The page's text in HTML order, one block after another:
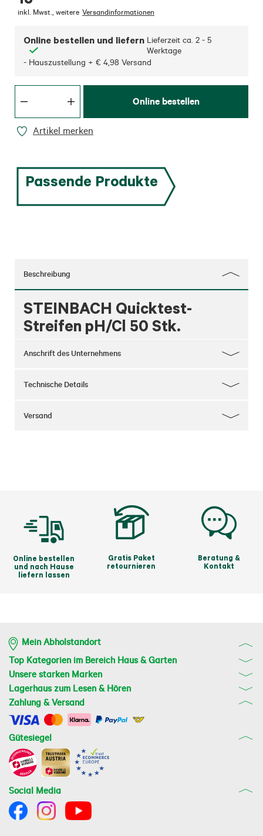
inkl. Mwst. weitere Versandinformationen
Online bestellen und liefern Lieferzeit ca. 2 - 5
Werktage
- Hauszustellung + € 4,98 Versand
Online bestellen
Artikel merken
Passende Produkte
Beschreibung
STEINBACH Quicktest-
Streifen pH/Cl 50 Stk.
Anschrift des Unternehmens
Technische Details
Versand
Online bestellen
und nach Hause
liefern lassen
Gratis Paket
retournieren
Beratung &
Kontakt
Mein Abholstandort
Top Kategorien im Bereich Haus & Garten
Unsere starken Marken
Lagerhaus zum Lesen & Hören
Zahlung & Versand
Gütesiegel
Social Media